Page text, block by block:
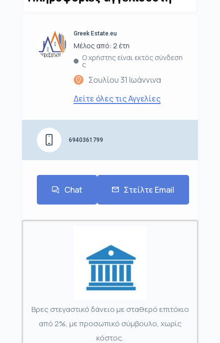
Greek Estate.eu
Μέλος από: 2 έτη
Ο χρήστης είναι εκτός σύνδεση
ς
Σουλίου 31 Ιωάννινα
Δείτε όλες τις Αγγελίες
6940361799
Chat Στείλτε Email
Βρες στεγαστικό δάνειο με σταθερό επιτόκιο
από 2%, με προσωπικό σύμβουλο, χωρίς
κόστος.